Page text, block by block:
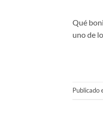
Qué
uno de
Publicado